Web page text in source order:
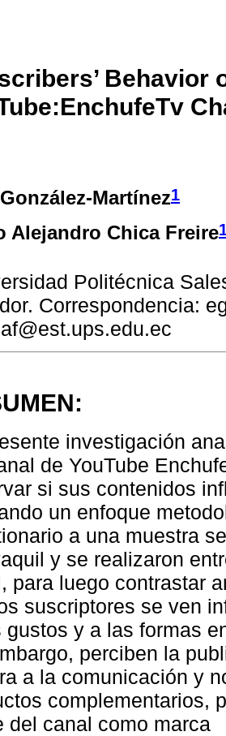
Behavior
EnchufeTv
Martínez1
Alejandro Chica Freire
Politécnica
Correspondencia:
investigación
de YouTube
si sus contenidos
un enfoque
a una muestra
y se realizaron
para luego contrastar
suscriptores se ven
gustos y a las formas
perciben la
a la comunicación y
complementarios,
del canal como marca